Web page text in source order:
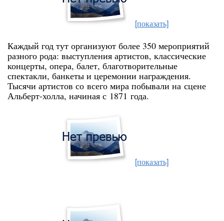
[показать]
Каждый год тут организуют более 350 мероприятий
разного рода: выступления артистов, классические
концерты, опера, балет, благотворительные
спектакли, банкеты и церемонии награждения.
Тысячи артистов со всего мира побывали на сцене
Альберт-холла, начиная с 1871 года.
[показать]